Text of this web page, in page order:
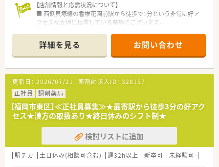
【店舗情報と応需状況について】
■ 西鉄貝塚線の香椎花園前駅から徒歩で1分という非常に好ア
クセスな立地に位置している薬局でございます。
20枚から30枚/日と枚数負担は少なめです。
■ 勤務体制は薬剤師1名と事務1名の計2名体制での運営となっ
ており、ゆとりをもって業務に取り組めます。
【募集背景と求める人物像について】
■ 今回の募集は通勤距離を理由とする前任者の退職に伴う欠員
補充であり、管理薬剤師を募集しています。
■ やるべきことをきちんと実行し、仕事に対して前向きに「〇〇
を頑張ります！」と答えられる意欲的な方を求めています。
■ 50代までの方が受入範囲の目安ですが、60代は基本的に難し
く、管理未経験や経験5年未満の方も推薦可能でございます。
【法人特徴について】
■ 福岡県内に3店舗を展開している地域密着型の個人薬局であ
詳細を見る お問い合わせ
更新日： 2026/07/21 薬剤師求人ID： 328157
正社員
調剤薬局
【福岡市東区】≪正社員募集≫★最寄駅から徒歩3分の好アク
セス★漢方の取扱あり★終日休みのシフト制★
検討リストに追加
駅チカ 土日休み(相談可含む) 週32h以上 新卒可 未経験可